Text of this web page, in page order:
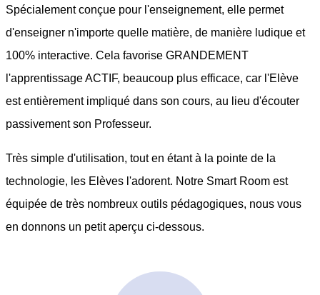
Spécialement conçue pour l'enseignement, elle permet
d'enseigner n'importe quelle matière, de manière ludique et
100% interactive. Cela favorise GRANDEMENT
l'apprentissage ACTIF, beaucoup plus efficace, car l'Elève
est entièrement impliqué dans son cours, au lieu d'écouter
passivement son Professeur.
Très simple d'utilisation, tout en étant à la pointe de la
technologie, les Elèves l'adorent. Notre Smart Room est
équipée de très nombreux outils pédagogiques, nous vous
en donnons un petit aperçu ci-dessous.